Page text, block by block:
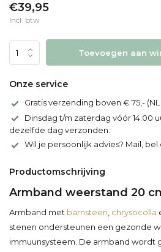
€39,95
Incl. btw
Toevoegen aan
Onze service
Gratis verzending boven € 75,- (NL
Dinsdag t/m zaterdag vóór 14:00
dezelfde dag verzonden.
Wil je persoonlijk advies? Mail, bel
Productomschrijving
Armband weerstand 20
Armband met barnsteen chrysocolla
stenen ondersteunen een gezonde
immuunsysteem. De armband wordt